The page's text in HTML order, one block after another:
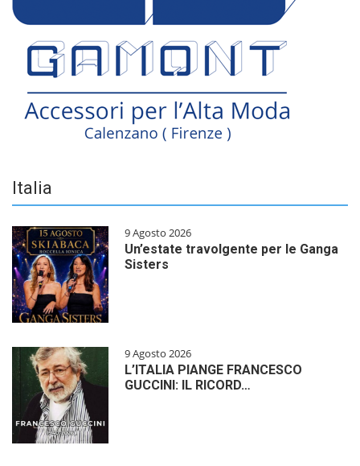
Italia
9 Agosto 2026
Un’estate travolgente per le Ganga
Sisters
9 Agosto 2026
L’ITALIA PIANGE FRANCESCO
GUCCINI: IL RICORD…